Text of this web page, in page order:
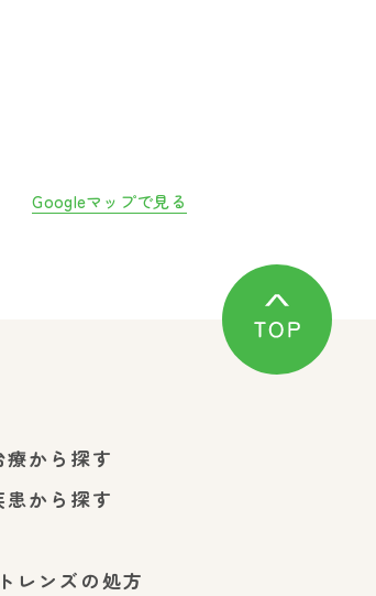
Googleマップで見る
から探す
から探す
レンズの処方